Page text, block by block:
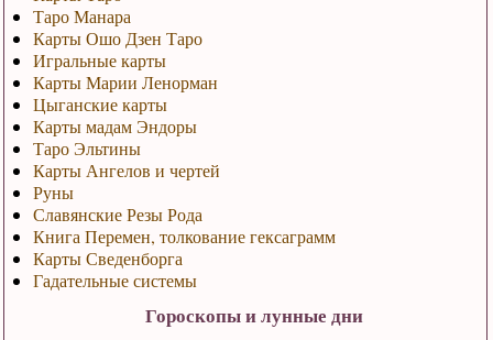
Таро Манара
Карты Ошо Дзен Таро
Игральные карты
Карты Марии Ленорман
Цыганские карты
Карты мадам Эндоры
Таро Эльтины
Карты Ангелов и чертей
Руны
Славянские Резы Рода
Книга Перемен, толкование гексаграмм
Карты Сведенборга
Гадательные системы
Гороскопы и лунные дни